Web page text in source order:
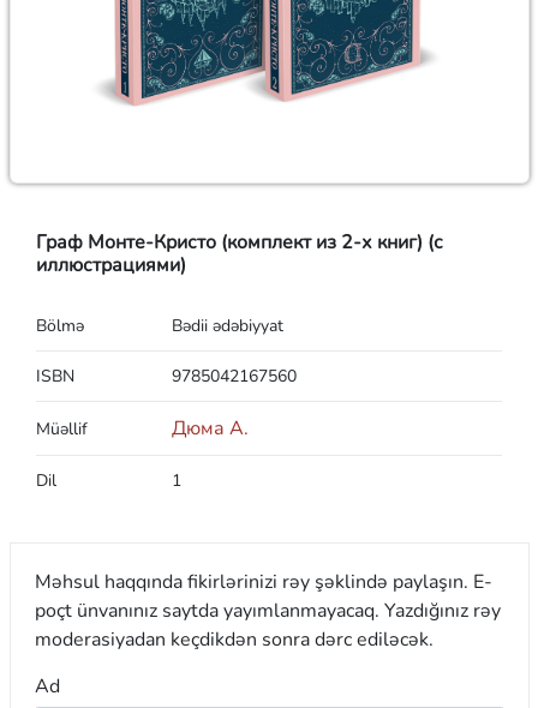
Граф Монте-Кристо (комплект из 2-х книг) (с
иллюстрациями)
Bölmə Bədii ədəbiyyat
ISBN 9785042167560
Müəllif Дюма А.
Dil 1
Məhsul haqqında fikirlərinizi rəy şəklində paylaşın. E-
poçt ünvanınız saytda yayımlanmayacaq. Yazdığınız rəy
moderasiyadan keçdikdən sonra dərc ediləcək.
Ad